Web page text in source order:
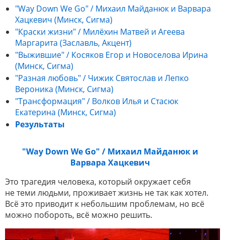
"Way Down We Go" / Михаил Майданюк и Варвара
Хацкевич (Минск, Сигма)
"Краски жизни" / Милёхин Матвей и Агеева
Маргарита (Заславль, Акцент)
"Выжившие" / Косяков Егор и Новоселова Ирина
(Минск, Сигма)
"Разная любовь" / Чижик Святослав и Лепко
Вероника (Минск, Сигма)
"Трансформация" / Волков Илья и Стасюк
Екатерина (Минск, Сигма)
Результаты
"Way Down We Go" / Михаил Майданюк и
Варвара Хацкевич
Это трагедия человека, который окружает себя
не теми людьми, проживает жизнь не так как хотел.
Всё это приводит к небольшим проблемам, но всё
можно побороть, всё можно решить.